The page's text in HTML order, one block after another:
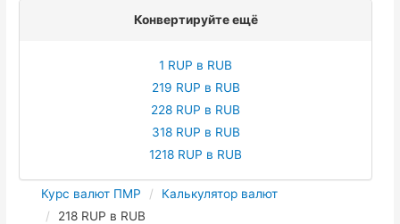
Конвертируйте ещё
1 RUP в RUB
219 RUP в RUB
228 RUP в RUB
318 RUP в RUB
1218 RUP в RUB
Курс валют ПМР
Калькулятор валют
218 RUP в RUB